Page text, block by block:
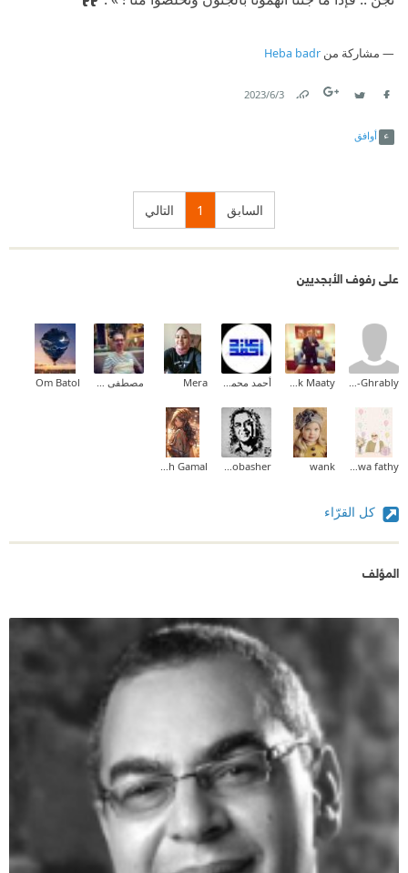
مشاركة من Heba badr
3‏/6‏/2023
أوافق
السابق 1 التالي
على رفوف الأبجديين
Sami Ali El-Ghrably
Ahmad Abdul-Razek Maaty أحمد محمود عيد Mera مصطفى عمر الفاروق Om Batol
Marwa fathy
wank
Tamer Mobasher
Sarah Gamal
كل القرّاء
المؤلف